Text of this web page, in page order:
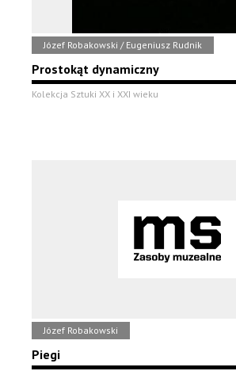
Józef Robakowski / Eugeniusz Rudnik
Prostokąt dynamiczny
Kolekcja Sztuki XX i XXI wieku
Józef Robakowski
Piegi